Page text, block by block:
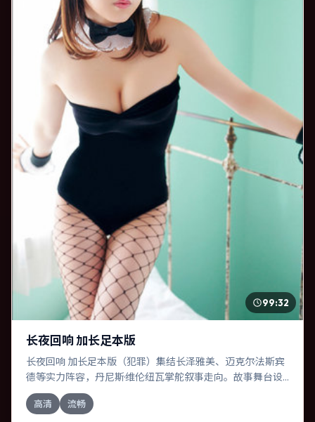
99:32
长夜回响 加长足本版
长夜回响 加长足本版（犯罪）集结长泽雅美、迈克尔·法斯宾
德等实力阵容，丹尼斯·维伦纽瓦掌舵叙事走向。故事舞台设
定于法国，围绕一次意外选择展开连锁反应；配乐与色彩高
度服务于主题，结尾留白耐人寻味。
高清 流畅